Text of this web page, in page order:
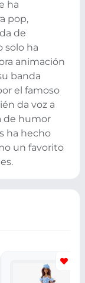
ha
pop,
de
solo ha
animación
banda
el famoso
da voz a
de humor
ha hecho
un favorito